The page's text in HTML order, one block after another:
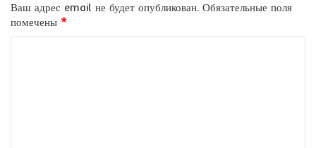
Ваш адрес email не будет опубликован. Обязательные поля
помечены *